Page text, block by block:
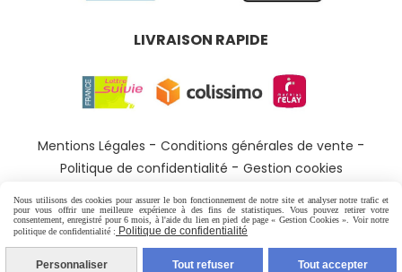
LIVRAISON RAPIDE
Mentions Légales
Conditions générales de vente
Politique de confidentialité
Gestion cookies
Nous utilisons des cookies pour assurer le bon fonctionnement de notre site et analyser notre trafic et
pour vous offrir une meilleure expérience à des fins de statistiques. Vous pouvez retirer votre
consentement, enregistré pour 6 mois, à l'aide du lien en pied de page « Gestion Cookies ». Voir notre
politique de confidentialité : Politique de confidentialité
Personnaliser Tout refuser Tout accepter